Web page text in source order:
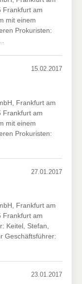
Frankfurt am
mit einem
Prokuristen:
15.02.2017
Frankfurt am
Frankfurt am
mit einem
Prokuristen:
27.01.2017
Frankfurt am
Frankfurt am
Keitel, Stefan,
Geschäftsführer:
23.01.2017